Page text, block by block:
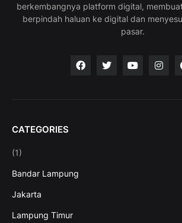
berkembangnya platform digital,
berpindah haluan ke digital dan
pasar.
CATEGORIES
(1)
Bandar Lampung
Jakarta
Lampung Timur